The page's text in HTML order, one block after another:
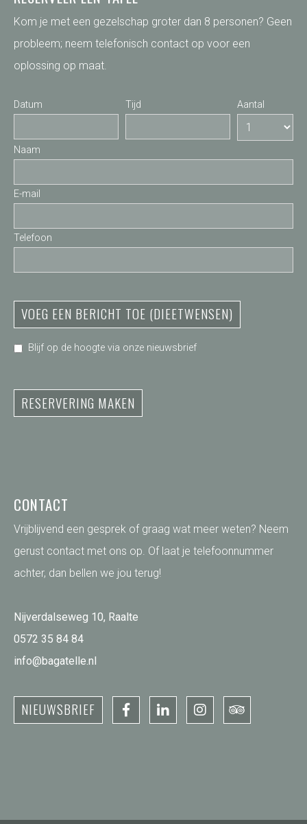
CONTACT
Vrijblijvend een gesprek of graag wat meer weten? Neem
gerust contact met ons op. Of laat je telefoonnummer
achter, dan bellen we jou terug!
Nijverdalseweg 10, Raalte
0572 35 84 84
info@bagatelle.nl
NIEUWSBRIEF
Kom je met een gezelschap groter dan 8 personen? Geen
probleem; neem telefonisch contact op voor een
oplossing op maat.
Datum Tijd Aantal
Naam
E-mail
Telefoon
VOEG EEN BERICHT TOE (DIEETWENSEN)
Blijf op de hoogte via onze nieuwsbrief
RESERVERING MAKEN